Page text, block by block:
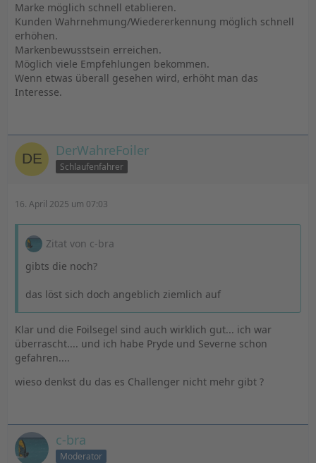
Marke möglich schnell etablieren.
Kunden Wahrnehmung/Wiedererkennung möglich schnell
erhöhen.
Markenbewusstsein erreichen.
Möglich viele Empfehlungen bekommen.
Wenn etwas überall gesehen wird, erhöht man das
Interesse.
DerWahreFoiler
Schlaufenfahrer
16. April 2025 um 07:03
Zitat von c-bra
gibts die noch?
das löst sich doch angeblich ziemlich auf
Klar und die Foilsegel sind auch wirklich gut... ich war
überrascht.... und ich habe Pryde und Severne schon
gefahren....
wieso denkst du das es Challenger nicht mehr gibt ?
c-bra
Moderator